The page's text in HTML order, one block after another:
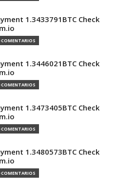
1.3433791BTC Check
COMENTARIOS
1.3446021BTC Check
COMENTARIOS
1.3473405BTC Check
COMENTARIOS
1.3480573BTC Check
COMENTARIOS